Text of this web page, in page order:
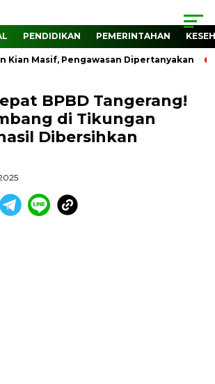
PENDIDIKAN PEMERINTAHAN
Kian Masif, Pengawasan Dipertanyakan
BPBD Tangerang!
di Tikungan
Dibersihkan